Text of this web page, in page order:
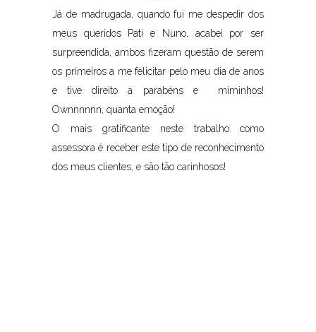
Já de madrugada, quando fui me despedir dos
meus queridos Pati e Nuno, acabei por ser
surpreendida, ambos fizeram questão de serem
os primeiros a me felicitar pelo meu dia de anos
e tive direito a parabéns e miminhos!
Ownnnnnn, quanta emoção!
O mais gratificante neste trabalho como
assessora é receber este tipo de reconhecimento
dos meus clientes, e são tão carinhosos!